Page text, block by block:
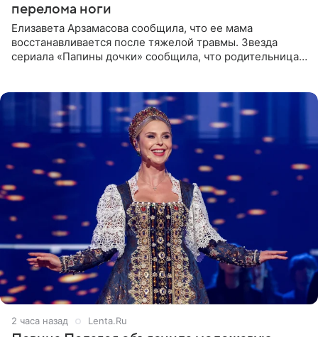
перелома ноги
Елизавета Арзамасова сообщила, что ее мама
восстанавливается после тяжелой травмы. Звезда
сериала «Папины дочки» сообщила, что родительница
2 часа назад Lenta.Ru